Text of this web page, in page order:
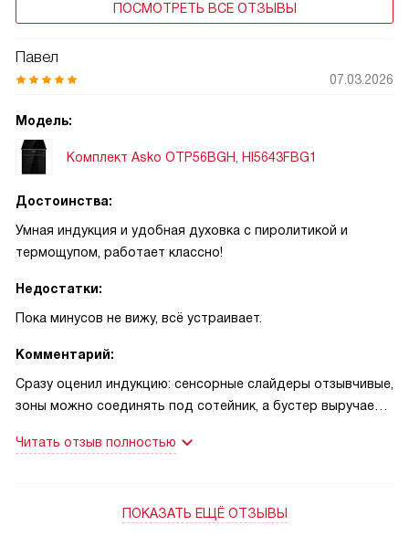
ПОСМОТРЕТЬ ВСЕ ОТЗЫВЫ
Павел
07.03.2026
Модель:
Комплект Asko OTP56BGH, HI5643FBG1
Достоинства:
Умная индукция и удобная духовка с пиролитикой и
термощупом, работает классно!
Недостатки:
Пока минусов не вижу, всё устраивает.
Комментарий:
Сразу оценил индукцию: сенсорные слайдеры отзывчивые,
зоны можно соединять под сотейник, а бустер выручает,
дверь, нажал и всё на паузе. Распознавание посуды
откликается по Hob-to-Hood, и через Wi-Fi задаю
Читать отзыв полностью
ПОКАЗАТЬ ЕЩЁ ОТЗЫВЫ